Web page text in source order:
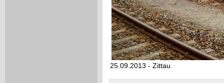
25.09.2013 - Zittau